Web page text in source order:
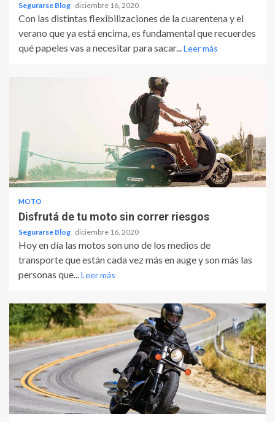
Segurarse Blog diciembre 16, 2020
Con las distintas flexibilizaciones de la cuarentena y el
verano que ya está encima, es fundamental que recuerdes
qué papeles vas a necesitar para sacar...Leer más
MOTO
Disfrutá de tu moto sin correr riesgos
Segurarse Blog diciembre 16, 2020
Hoy en día las motos son uno de los medios de
transporte que están cada vez más en auge y son más las
personas que...Leer más